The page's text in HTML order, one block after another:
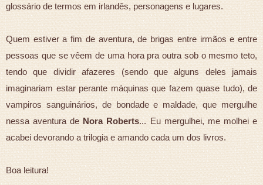
glossário de termos em irlandês, personagens e lugares.
Quem estiver a fim de aventura, de brigas entre irmãos e entre
pessoas que se vêem de uma hora pra outra sob o mesmo teto,
tendo que dividir afazeres (sendo que alguns deles jamais
imaginariam estar perante máquinas que fazem quase tudo), de
vampiros sanguinários, de bondade e maldade, que mergulhe
nessa aventura deNora Roberts... Eu mergulhei, me molhei e
acabei devorando a trilogia e amando cada um dos livros.
Boa leitura!